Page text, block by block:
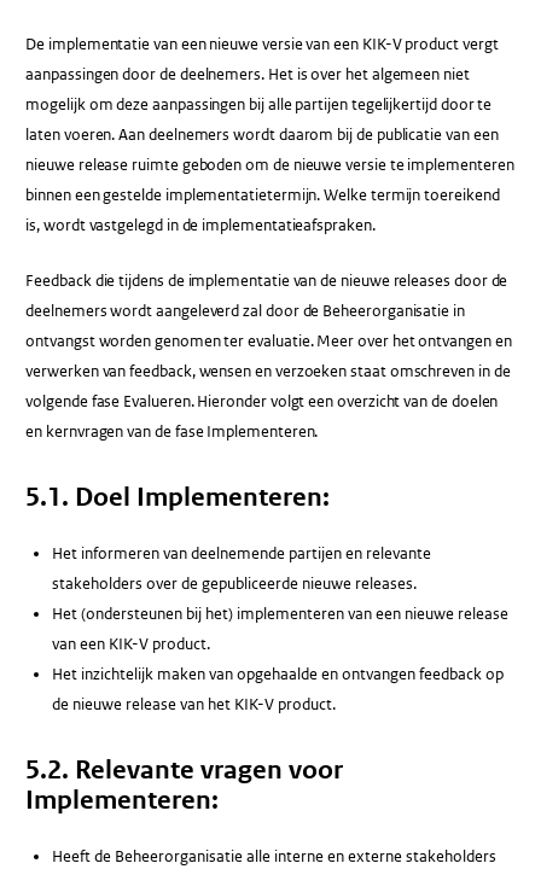
De implementatie van een nieuwe versie van een KIK-V product vergt
aanpassingen door de deelnemers. Het is over het algemeen niet
mogelijk om deze aanpassingen bij alle partijen tegelijkertijd door te
laten voeren. Aan deelnemers wordt daarom bij de publicatie van een
nieuwe release ruimte geboden om de nieuwe versie te implementeren
binnen een gestelde implementatietermijn. Welke termijn toereikend
is, wordt vastgelegd in de implementatieafspraken.
Feedback die tijdens de implementatie van de nieuwe releases door de
deelnemers wordt aangeleverd zal door de Beheerorganisatie in
ontvangst worden genomen ter evaluatie. Meer over het ontvangen en
verwerken van feedback, wensen en verzoeken staat omschreven in de
volgende fase Evalueren. Hieronder volgt een overzicht van de doelen
en kernvragen van de fase Implementeren.
5.1. Doel Implementeren:
Het informeren van deelnemende partijen en relevante
stakeholders over de gepubliceerde nieuwe releases.
Het (ondersteunen bij het) implementeren van een nieuwe release
van een KIK-V product.
Het inzichtelijk maken van opgehaalde en ontvangen feedback op
de nieuwe release van het KIK-V product.
5.2. Relevante vragen voor
Implementeren:
Heeft de Beheerorganisatie alle interne en externe stakeholders